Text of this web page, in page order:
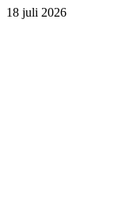
18 juli 2026